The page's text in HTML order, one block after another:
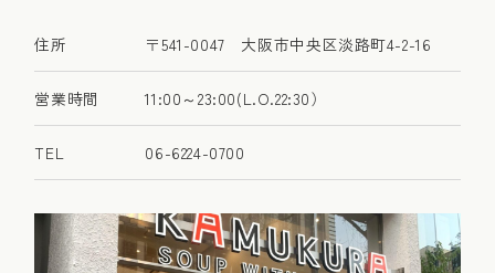
住所 〒541-0047 大阪市中央区淡路町4-2-16
営業時間 11:00～23:00(L.O.22:30）
TEL 06-6224-0700